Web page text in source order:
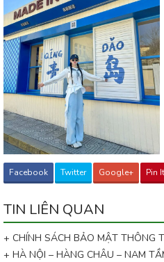
Facebook Twitter Google+ Pin It
TIN LIÊN QUAN
+ CHÍNH SÁCH BẢO MẬT THÔNG
+ HÀ NỘI – HÀNG CHÂU – NAM